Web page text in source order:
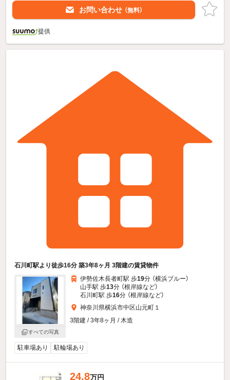
お問い合わせ （無料）
提供
石川町駅より徒歩16分 築3年8ヶ月 3階建の賃貸物件
すべての写真
伊勢佐木長者町駅 歩19分 （横浜ブルー）
山手駅 歩13分 （根岸線など）
石川町駅 歩16分 （根岸線など）
神奈川県横浜市中区山元町１
3階建 / 3年8ヶ月 / 木造
駐車場あり 駐輪場あり
24.8万円